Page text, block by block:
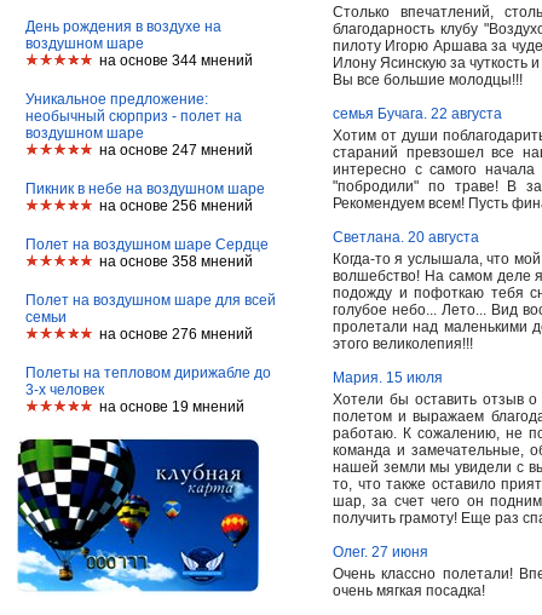
День рождения в воздухе на
воздушном шаре
на основе 344 мнений
Уникальное предложение:
необычный сюрприз - полет на
воздушном шаре
на основе 247 мнений
Пикник в небе на воздушном шаре
на основе 256 мнений
Полет на воздушном шаре Сердце
на основе 358 мнений
Полет на воздушном шаре для всей
семьи
на основе 276 мнений
Полеты на тепловом дирижабле до
3-х человек
на основе 19 мнений
Столько впечатлений,
благодарность клубу
пилоту Игорю Аршава за
Илону Ясинскую за чуткость
Вы все большие молодцы!!!
семья Бучага. 22 августа
Хотим от души
стараний превзошел все
интересно с самого
"побродили" по траве! В
Рекомендуем всем! Пусть
Светлана. 20 августа
Когда-то я услышала, что
волшебство! На самом деле
подожду и пофоткаю тебя
голубое небо... Лето... Вид
пролетали над маленькими
этого великолепия!!!
Мария. 15 июля
Хотели бы оставить отзыв
полетом и выражаем
работаю. К сожалению, не
команда и замечательные,
нашей земли мы увидели с
то, что также оставило
шар, за счет чего он
получить грамоту! Еще раз
Олег. 27 июня
Очень классно полетали!
очень мягкая посадка!